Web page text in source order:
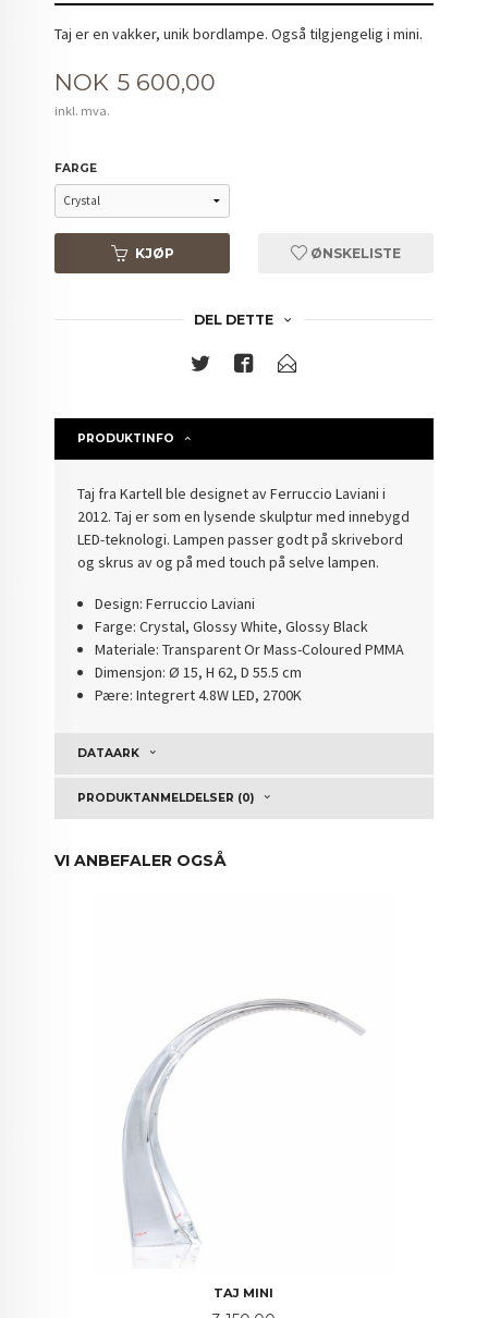
Taj er en vakker, unik bordlampe. Også tilgjengelig i mini.
Pris
NOK 5 600,00
inkl. mva.
FARGE
KJØP ØNSKELISTE
DEL DETTE
PRODUKTINFO
Taj fra Kartell ble designet av Ferruccio Laviani i
2012. Taj er som en lysende skulptur med innebygd
LED-teknologi. Lampen passer godt på skrivebord
og skrus av og på med touch på selve lampen.
Design: Ferruccio Laviani
Farge: Crystal, Glossy White, Glossy Black
Materiale: Transparent Or Mass-Coloured PMMA
Dimensjon: Ø 15, H 62, D 55.5 cm
Pære: Integrert 4.8W LED, 2700K
DATAARK
PRODUKTANMELDELSER (0)
VI ANBEFALER OGSÅ
TAJ MINI